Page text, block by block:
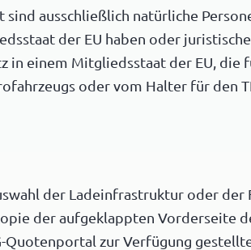
ausschließlich natürliche
der EU haben oder
in einem Mitgliedsstaat der EU, die
oder vom Halter für den
der Ladeinfrastruktur oder der
der aufgeklappten Vorderseite
Quotenportal zur Verfügung